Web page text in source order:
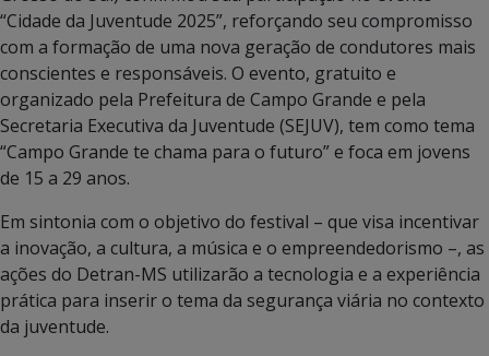
“Cidade da Juventude 2025”, reforçando seu compromisso
com a formação de uma nova geração de condutores mais
conscientes e responsáveis. O evento, gratuito e
organizado pela Prefeitura de Campo Grande e pela
Secretaria Executiva da Juventude (SEJUV), tem como tema
“Campo Grande te chama para o futuro” e foca em jovens
de 15 a 29 anos.
Em sintonia com o objetivo do festival – que visa incentivar
a inovação, a cultura, a música e o empreendedorismo –, as
ações do Detran-MS utilizarão a tecnologia e a experiência
prática para inserir o tema da segurança viária no contexto
da juventude.